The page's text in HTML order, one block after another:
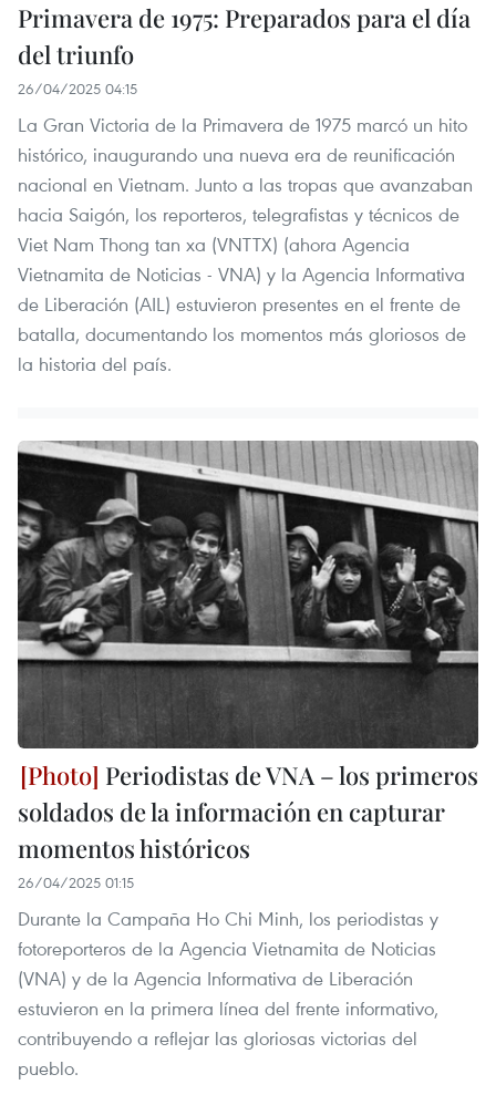
Primavera de 1975: Preparados para el día
del triunfo
26/04/2025 04:15
La Gran Victoria de la Primavera de 1975 marcó un hito
histórico, inaugurando una nueva era de reunificación
nacional en Vietnam. Junto a las tropas que avanzaban
hacia Saigón, los reporteros, telegrafistas y técnicos de
Viet Nam Thong tan xa (VNTTX) (ahora Agencia
Vietnamita de Noticias - VNA) y la Agencia Informativa
de Liberación (AIL) estuvieron presentes en el frente de
batalla, documentando los momentos más gloriosos de
la historia del país.
Periodistas de VNA – los primeros
soldados de la información en capturar
momentos históricos
26/04/2025 01:15
Durante la Campaña Ho Chi Minh, los periodistas y
fotoreporteros de la Agencia Vietnamita de Noticias
(VNA) y de la Agencia Informativa de Liberación
estuvieron en la primera línea del frente informativo,
contribuyendo a reflejar las gloriosas victorias del
pueblo.